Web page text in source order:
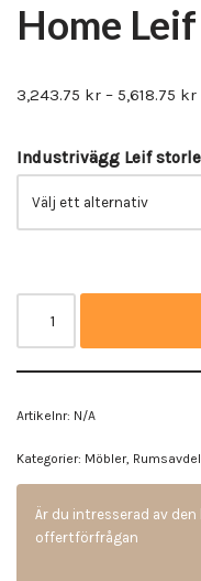
Home Leif
3,243.75 kr – 5,618.75 kr
Industrivägg Leif
Artikelnr: N/A
Kategorier: Möbler,
Är du intresserad av
offertförfrågan